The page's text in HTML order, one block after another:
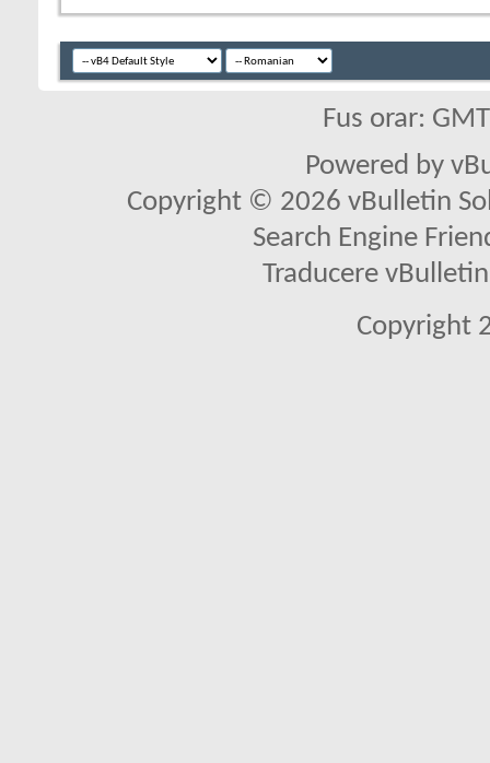
Fus orar:
Powered by
Copyright © 2026 vBulletin
Search Engine
Traducere
Copyright